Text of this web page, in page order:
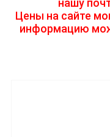
нашу
Цены на сайте
информацию